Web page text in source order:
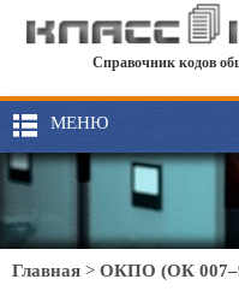
Справочник кодов
МЕНЮ
Главная > ОКПО (ОК